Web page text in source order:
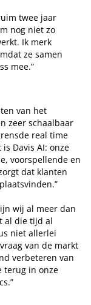
twee jaar
nog niet zo
Ik merk
ze samen
mee.”
van het
zeer schaalbaar
real time
Davis AI: onze
voorspellende en
dat klanten
wij al meer dan
al die tijd al
niet allerlei
van de markt
verbeteren van
terug in onze